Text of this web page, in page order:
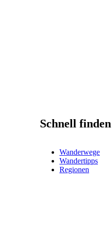
Schnell finden
Wanderwege
Wandertipps
Regionen